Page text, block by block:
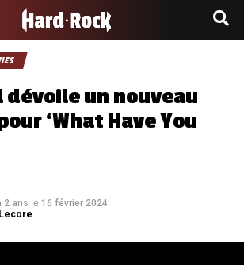
un nouveau
‘What Have You
2 ans le 16 février 2024